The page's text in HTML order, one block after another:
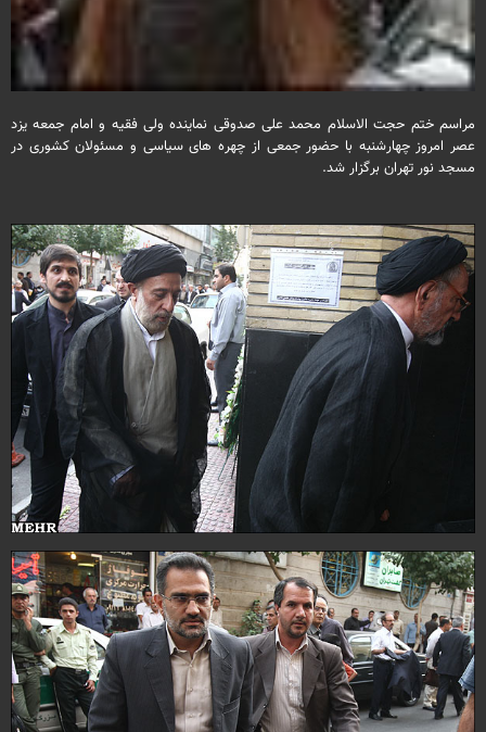
مراسم ختم حجت الاسلام محمد علی صدوقی نماینده ولی فقیه و امام جمعه یزد
عصر امروز چهارشنبه با حضور جمعی از چهره های سیاسی و مسئولان کشوری در
مسجد نور تهران برگزار شد.